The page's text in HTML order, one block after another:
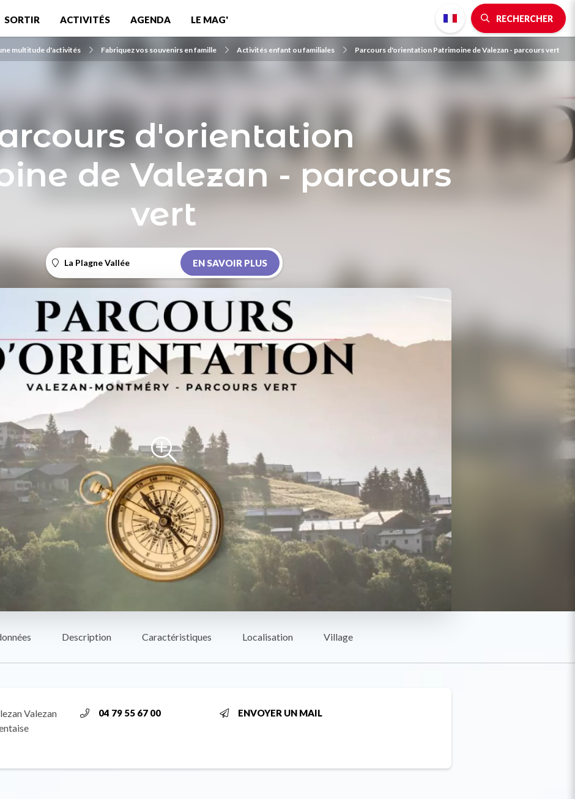
SORTIR ACTIVITÉS AGENDA LE MAG' RECHERCHER
multitude d'activités Fabriquez vos souvenirs en famille Activités enfant ou familiales Parcours d'orientation Patrimoine de Valezan - parcours vert
d'orientation
de Valezan - parcours
vert
La Plagne Vallée EN SAVOIR PLUS
Description Caractéristiques Localisation Village
Valezan
04 79 55 67 00 ENVOYER UN MAIL